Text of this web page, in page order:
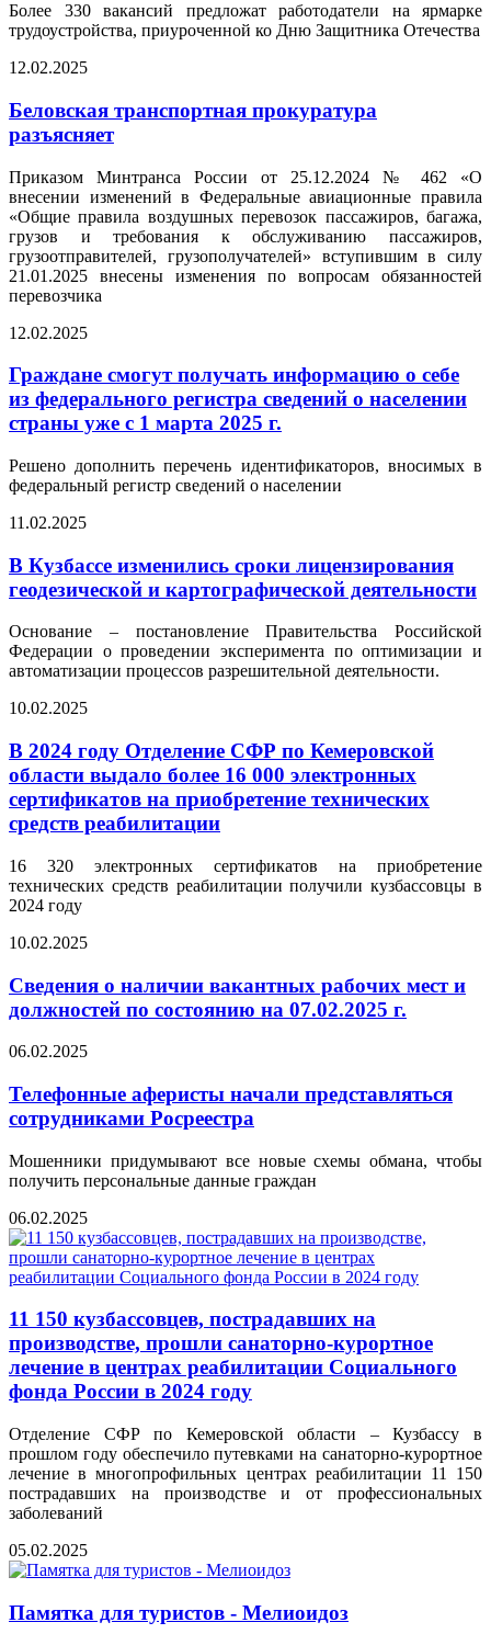
Более 330 вакансий предложат работодатели на ярмарке
трудоустройства, приуроченной ко Дню Защитника Отечества
12.02.2025
Беловская транспортная прокуратура
разъясняет
Приказом Минтранса России от 25.12.2024 № 462 «О
внесении изменений в Федеральные авиационные правила
«Общие правила воздушных перевозок пассажиров, багажа,
грузов и требования к обслуживанию пассажиров,
грузоотправителей, грузополучателей» вступившим в силу
21.01.2025 внесены изменения по вопросам обязанностей
перевозчика
12.02.2025
Граждане смогут получать информацию о себе
из федерального регистра сведений о населении
страны уже с 1 марта 2025 г.
Решено дополнить перечень идентификаторов, вносимых в
федеральный регистр сведений о населении
11.02.2025
В Кузбассе изменились сроки лицензирования
геодезической и картографической деятельности
Основание – постановление Правительства Российской
Федерации о проведении эксперимента по оптимизации и
автоматизации процессов разрешительной деятельности.
10.02.2025
В 2024 году Отделение СФР по Кемеровской
области выдало более 16 000 электронных
сертификатов на приобретение технических
средств реабилитации
16 320 электронных сертификатов на приобретение
технических средств реабилитации получили кузбассовцы в
2024 году
10.02.2025
Сведения о наличии вакантных рабочих мест и
должностей по состоянию на 07.02.2025 г.
06.02.2025
Телефонные аферисты начали представляться
сотрудниками Росреестра
Мошенники придумывают все новые схемы обмана, чтобы
получить персональные данные граждан
06.02.2025
11 150 кузбассовцев, пострадавших на
производстве, прошли санаторно-курортное
лечение в центрах реабилитации Социального
фонда России в 2024 году
Отделение СФР по Кемеровской области – Кузбассу в
прошлом году обеспечило путевками на санаторно-курортное
лечение в многопрофильных центрах реабилитации 11 150
пострадавших на производстве и от профессиональных
заболеваний
05.02.2025
Памятка для туристов - Мелиоидоз